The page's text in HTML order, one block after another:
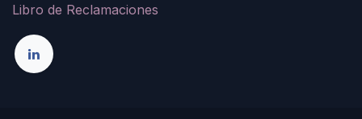
Libro de Reclamaciones